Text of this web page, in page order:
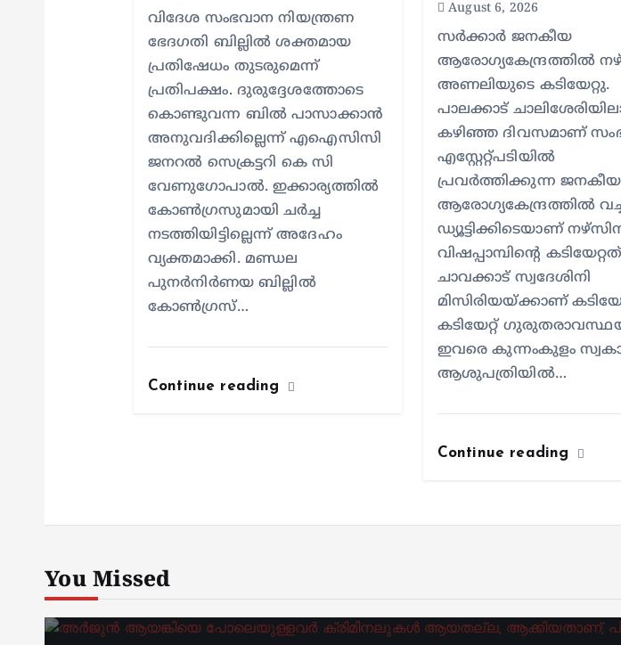
വിദേശ സംഭവാന നിയന്ത്രണ
ഭേദഗതി ബില്ലിൽ ശക്തമായ
പ്രതിഷേധം തുടരുമെന്ന്
പ്രതിപക്ഷം. ദുരുദ്ദേശത്തോടെ
കൊണ്ടുവന്ന ബിൽ പാസാക്കാൻ
അനുവദിക്കില്ലെന്ന് എഐസിസി
ജനറൽ സെക്രട്ടറി കെ സി
വേണുഗോപാൽ. ഇക്കാര്യത്തിൽ
കോൺഗ്രസുമായി ചർച്ച
നടത്തിയിട്ടില്ലെന്ന് അദേഹം
വ്യക്തമാക്കി. മണ്ഡല
പുനർനിർണയ ബില്ലിൽ
കോൺഗ്രസ്…
Continue reading
August 6, 2026
സര്‍ക്കാര്‍ ജനകീയ
ആരോഗ്യകേന്ദ്രത്തില്‍
അണലിയുടെ കടിയേറ്റു.
പാലക്കാട്
കഴിഞ്ഞ ദിവസമാണ്
എസ്റ്റേറ്റ്പടിയില്‍
പ്രവര്‍ത്തിക്കുന്ന ജനകീയ
ആരോഗ്യകേന്ദ്രത്തില്‍
ഡ്യൂട്ടിക്കിടെയാണ്
വിഷപ്പാമ്പിന്റെ
ചാവക്കാട് സ്വദേശിനി
മിസിരിയയ്ക്കാണ്
കടിയേറ്റ്
ഇവരെ കുന്നംകുളം
ആശുപത്രിയില്‍…
Continue reading
You Missed